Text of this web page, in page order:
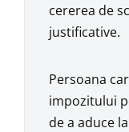
cererea de
justificative.
Persoana
impozitului
de a aduce